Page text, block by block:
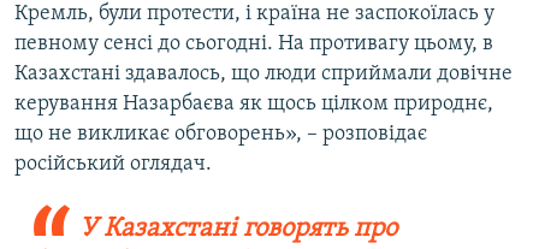
Кремль, були протести, і країна не заспокоїлась у
певному сенсі до сьогодні. На противагу цьому, в
Казахстані здавалось, що люди сприймали довічне
керування Назарбаєва як щось цілком природнє,
що не викликає обговорень», – розповідає
російський оглядач.
У Казахстані говорять про